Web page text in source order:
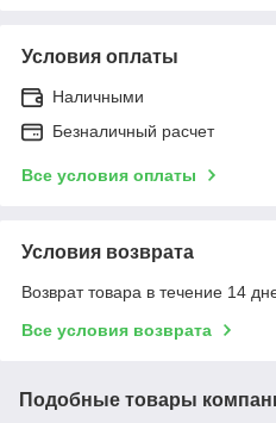
Условия оплаты
Наличными
Безналичный расчет
Все условия оплаты
Условия возврата
Возврат товара в течение 14
Все условия возврата
Подобные товары